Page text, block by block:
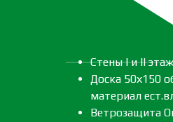
Стены I и II
Доска 50х150
материал
Ветрозащита